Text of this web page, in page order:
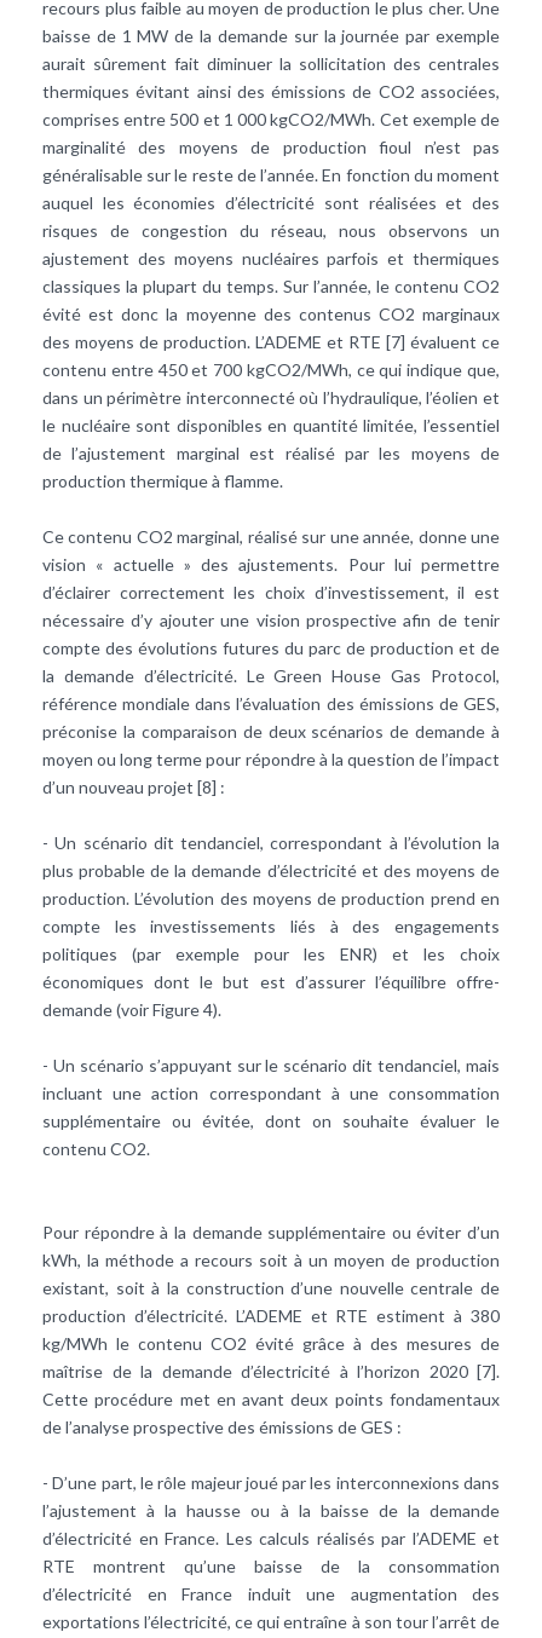
recours plus faible au moyen de production le plus cher. Une
baisse de 1 MW de la demande sur la journée par exemple
aurait sûrement fait diminuer la sollicitation des centrales
thermiques évitant ainsi des émissions de CO2 associées,
comprises entre 500 et 1 000 kgCO2/MWh. Cet exemple de
marginalité des moyens de production fioul n’est pas
généralisable sur le reste de l’année. En fonction du moment
auquel les économies d’électricité sont réalisées et des
risques de congestion du réseau, nous observons un
ajustement des moyens nucléaires parfois et thermiques
classiques la plupart du temps. Sur l’année, le contenu CO2
évité est donc la moyenne des contenus CO2 marginaux
des moyens de production. L’ADEME et RTE [7] évaluent ce
contenu entre 450 et 700 kgCO2/MWh, ce qui indique que,
dans un périmètre interconnecté où l’hydraulique, l’éolien et
le nucléaire sont disponibles en quantité limitée, l’essentiel
de l’ajustement marginal est réalisé par les moyens de
production thermique à flamme.
Ce contenu CO2 marginal, réalisé sur une année, donne une
vision « actuelle » des ajustements. Pour lui permettre
d’éclairer correctement les choix d’investissement, il est
nécessaire d’y ajouter une vision prospective afin de tenir
compte des évolutions futures du parc de production et de
la demande d’électricité. Le Green House Gas Protocol,
référence mondiale dans l’évaluation des émissions de GES,
préconise la comparaison de deux scénarios de demande à
moyen ou long terme pour répondre à la question de l’impact
d’un nouveau projet [8] :
- Un scénario dit tendanciel, correspondant à l’évolution la
plus probable de la demande d’électricité et des moyens de
production. L’évolution des moyens de production prend en
compte les investissements liés à des engagements
politiques (par exemple pour les ENR) et les choix
économiques dont le but est d’assurer l’équilibre offre-
demande (voir Figure 4).
- Un scénario s’appuyant sur le scénario dit tendanciel, mais
incluant une action correspondant à une consommation
supplémentaire ou évitée, dont on souhaite évaluer le
contenu CO2.
Pour répondre à la demande supplémentaire ou éviter d’un
kWh, la méthode a recours soit à un moyen de production
existant, soit à la construction d’une nouvelle centrale de
production d’électricité. L’ADEME et RTE estiment à 380
kg/MWh le contenu CO2 évité grâce à des mesures de
maîtrise de la demande d’électricité à l’horizon 2020 [7].
Cette procédure met en avant deux points fondamentaux
de l’analyse prospective des émissions de GES :
- D’une part, le rôle majeur joué par les interconnexions dans
l’ajustement à la hausse ou à la baisse de la demande
d’électricité en France. Les calculs réalisés par l’ADEME et
RTE montrent qu’une baisse de la consommation
d’électricité en France induit une augmentation des
exportations l’électricité, ce qui entraîne à son tour l’arrêt de